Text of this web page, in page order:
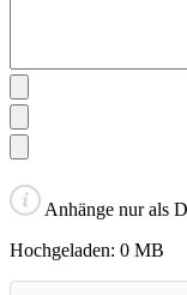
Anhänge nur als
Hochgeladen: 0 MB